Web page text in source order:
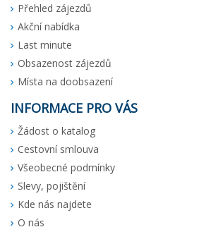
Přehled zájezdů
Akční nabídka
Last minute
Obsazenost zájezdů
Místa na doobsazení
INFORMACE PRO VÁS
Žádost o katalog
Cestovní smlouva
Všeobecné podmínky
Slevy, pojištění
Kde nás najdete
O nás